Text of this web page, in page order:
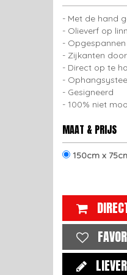
Met de hand
Olieverf op
Zijkanten
Direct op te
Gesigneerd
100% niet
MAAT & PRIJS
150cm x